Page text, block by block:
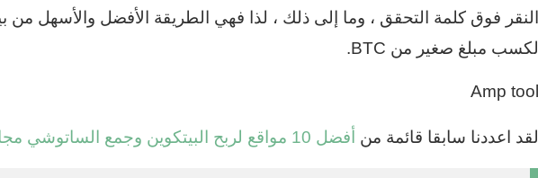
النقر فوق كلمة التحقق ، وما إلى ذلك ، لذا فهي الطريقة الأفضل والأسهل
لكسب مبلغ صغير من BTC.
Amp tool
لقد اعددنا سابقا قائمة من أفضل 10 مواقع لربح البيتكوين وجمع الساتوشي مجانا